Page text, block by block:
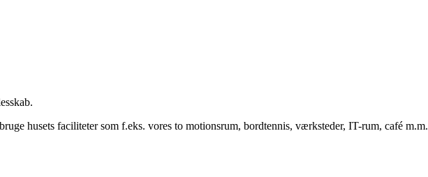
husets faciliteter som f.eks. vores to motionsrum, bordtennis, værksteder, IT-rum, café m.m.